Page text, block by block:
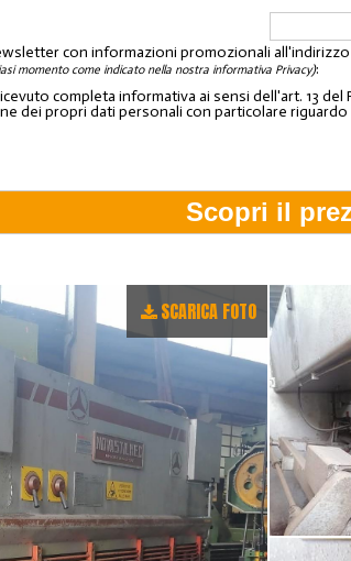
con informazioni promozionali
momento come indicato nella nostra informativa Privacy):
completa informativa ai sensi dell'art. 13
dei propri dati personali con particolare
SCARICA FOTO